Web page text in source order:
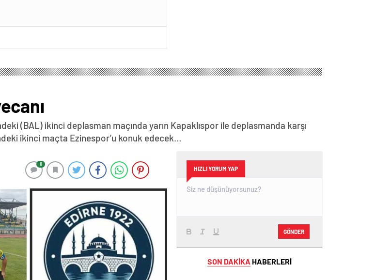
(BAL) ikinci deplasman maçında yarın Kapaklıspor ile deplasmanda karşı
ikinci maçta Ezinespor’u konuk edecek…
0
HIZLI YORUM YAP
GÖNDER
SON DAKİKA HABERLERİ